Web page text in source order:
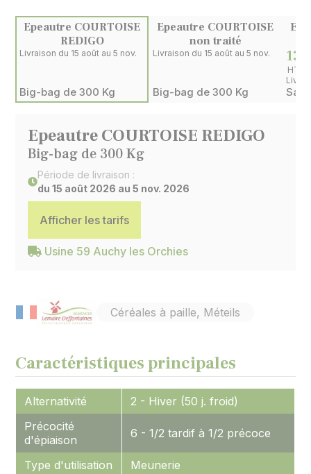
Epeautre COURTOISE
REDIGO
Livraison du 15 août au 5 nov.
Big-bag de 300 Kg
Epeautre COURTOISE
non traité
Livraison du 15 août au 5 nov.
Big-bag de 300 Kg Sac
Epeautre COURTOISE REDIGO
Big-bag de 300 Kg
Période de livraison :
du 15 août 2026 au 5 nov. 2026
Afficher les tarifs
Usine 59 Auchy les Orchies
Céréales à paille, Méteils
Caractéristiques principales
Alternativité
2 - Hiver (50 j. froid)
Précocité
d'épiaison
6 - 1/2 tardif à 1/2 précoce
Type d'utilisation Meunerie